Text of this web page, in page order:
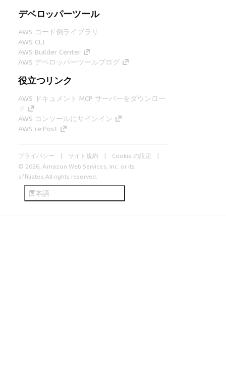
デベロッパーツール
AWS コード例ライブラリ
AWS CLI
AWS Builder Center
AWS デベロッパーツールブログ
役立つリンク
AWS ドキュメント MCP サーバーをダウンロー
ド
AWS コンソールにサインイン
AWS re:Post
プライバシー サイト規約
Cookie の設定
© 2026, Amazon Web Services, Inc. or its
affiliates.All rights reserved.
日本語